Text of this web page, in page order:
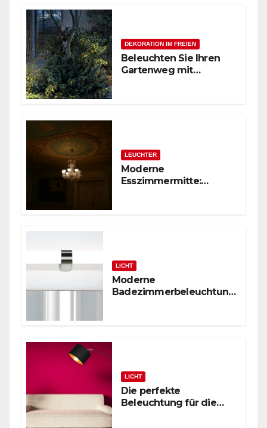
DEKORATION IM FREIEN
Beleuchten Sie Ihren
Gartenweg mit
LEUCHTER
Moderne
Esszimmermitte:
LICHT
Moderne
Badezimmerbeleuchtung
LICHT
Die perfekte
Beleuchtung für die